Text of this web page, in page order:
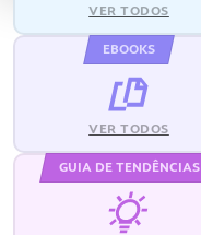
VER TODOS
EBOOKS
VER TODOS
GUIA DE TENDÊNCIAS